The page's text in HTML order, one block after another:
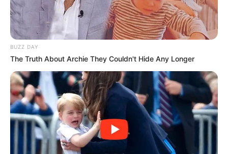
10 Desain Kanopi Tempat
Tidur, Serasa Beristirahat di
Kamar Raja
BUZZ DAY
The Truth About Archie They Couldn't Hide Any Longer